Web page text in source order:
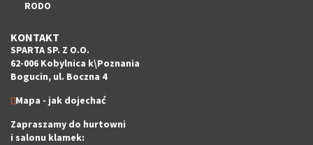
RODO
KONTAKT
SPARTA SP. Z O.O.
62-006 Kobylnica k\Poznania
Bogucin, ul. Boczna 4
Mapa - jak dojechać
Zapraszamy do hurtowni
i salonu klamek: